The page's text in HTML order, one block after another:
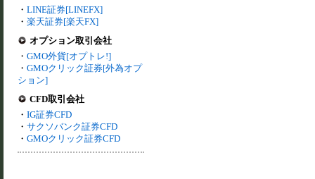
・ LINE証券[LINEFX]
・ 楽天証券[楽天FX]
オプション取引会社
・ GMO外貨[オプトレ!]
・ GMOクリック証券[外為オプ
ション]
CFD取引会社
・ IG証券CFD
・ サクソバンク証券CFD
・ GMOクリック証券CFD